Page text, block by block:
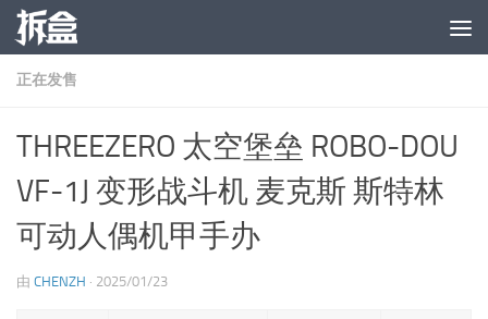
跳至内容
正在发售
THREEZERO 太空堡垒 ROBO-DOU
VF-1J 变形战斗机 麦克斯 斯特林
可动人偶机甲手办
由 CHENZH · 2025/01/23